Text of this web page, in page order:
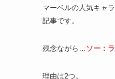
マーベルの人気キャ
記事です。
残念ながら… ソー：
理由は2つ。